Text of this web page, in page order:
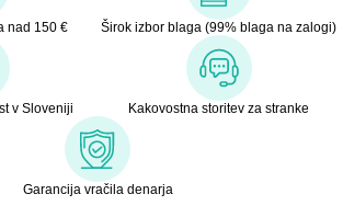
nad 150 € Širok izbor blaga (99% blaga na zalogi)
v Sloveniji Kakovostna storitev za stranke
Garancija vračila denarja